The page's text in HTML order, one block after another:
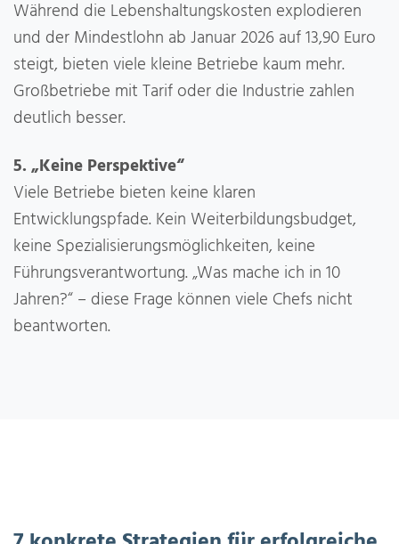
Während die Lebenshaltungskosten explodieren
und der Mindestlohn ab Januar 2026 auf 13,90 Euro
steigt, bieten viele kleine Betriebe kaum mehr.
Großbetriebe mit Tarif oder die Industrie zahlen
deutlich besser.
5. „Keine Perspektive“
Viele Betriebe bieten keine klaren
Entwicklungspfade. Kein Weiterbildungsbudget,
keine Spezialisierungsmöglichkeiten, keine
Führungsverantwortung. „Was mache ich in 10
Jahren?“ – diese Frage können viele Chefs nicht
beantworten.